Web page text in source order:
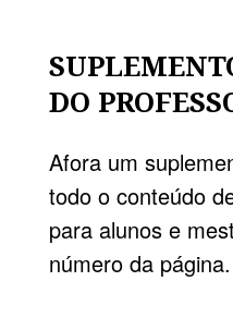
DO
Afora um
todo o conteúdo
para alunos e
número da página.